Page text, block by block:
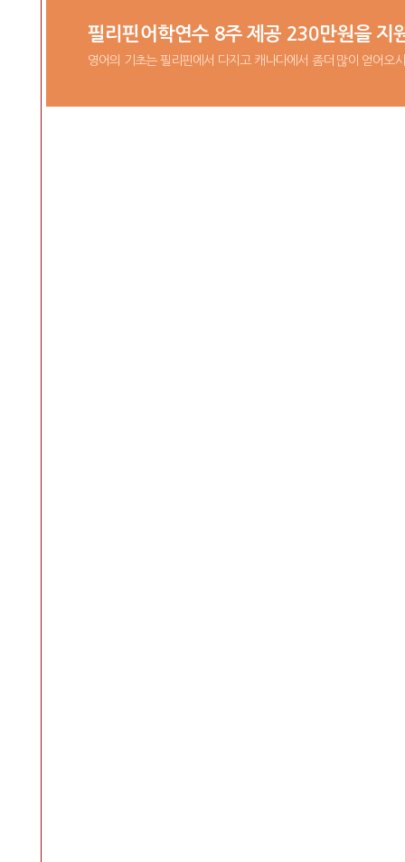
필리핀어학연수 8주 제공 230만원을 지
영어의 기초는 필리핀에서 다지고 캐나다에서 좀더 많이 얻어